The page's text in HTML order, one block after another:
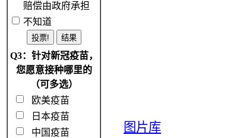
赔偿由政府承担
不知道
Q3：针对新冠疫苗，
您愿意接种哪里的
（可多选）
欧美疫苗
日本疫苗
中国疫苗
图片库